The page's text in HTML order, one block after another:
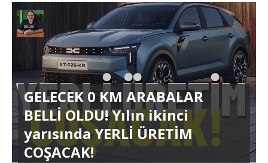
GELECEK 0 KM ARABALAR
BELLİ OLDU! Yılın ikinci
yarısında YERLİ ÜRETİM
COŞACAK!